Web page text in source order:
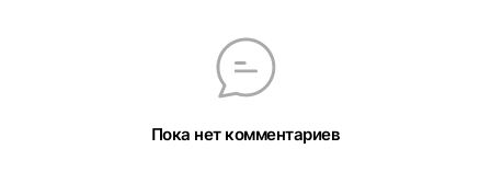
Пока нет комментариев